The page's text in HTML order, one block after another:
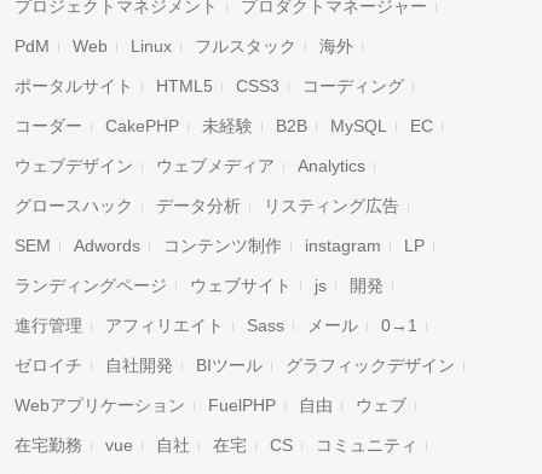
プロジェクトマネジメント プロダクトマネージャー
PdM Web Linux フルスタック 海外
ポータルサイト HTML5 CSS3 コーディング
コーダー CakePHP 未経験 B2B MySQL EC
ウェブデザイン ウェブメディア Analytics
グロースハック データ分析 リスティング広告
SEM Adwords コンテンツ制作 instagram LP
ランディングページ ウェブサイト js 開発
進行管理 アフィリエイト Sass メール 0→1
ゼロイチ 自社開発 BIツール グラフィックデザイン
Webアプリケーション FuelPHP 自由 ウェブ
在宅勤務 vue 自社 在宅 CS コミュニティ